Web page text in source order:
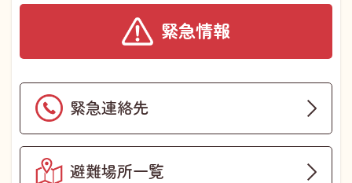
緊急情報
緊急連絡先
避難場所一覧